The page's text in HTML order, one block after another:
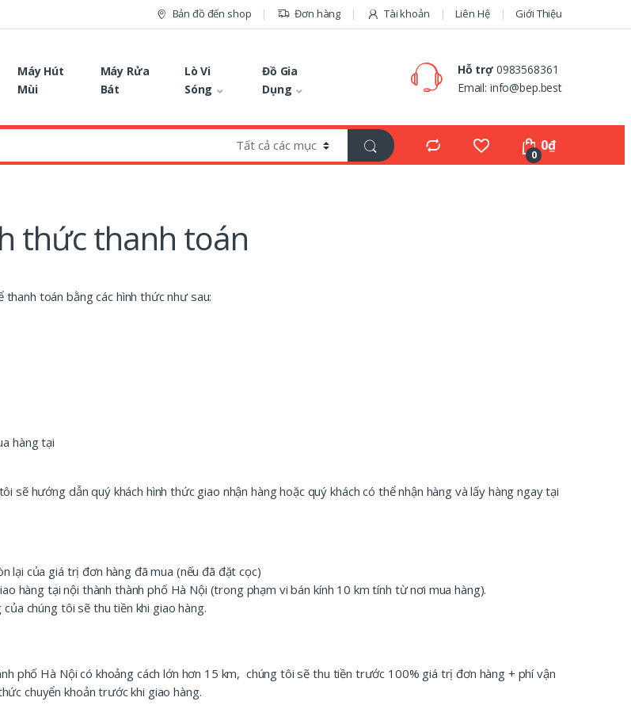
Bản đồ đến shop Đơn hàng Tài khoản Liên Hệ Giới Thiệu
Máy Hút
Mùi
Máy Rửa
Bát
Lò Vi
Sóng
Đồ Gia
Dụng
Hỗ trợ0983568361
Email: info@bep.best
0
0₫
thức thanh toán
toán bằng các hình thức như sau:
hàng tại
sẽ hướng dẫn quý khách hình thức giao nhận hàng hoặc quý khách có thể nhận hàng và lấy hàng ngay tại
lại của giá trị đơn hàng đã mua (nếu đã đặt cọc)
hàng tại nội thành thành phố Hà Nội (trong phạm vi bán kính 10 km tính từ nơi mua hàng).
chúng tôi sẽ thu tiền khi giao hàng.
phố Hà Nội có khoảng cách lớn hơn 15 km, chúng tôi sẽ thu tiền trước 100% giá trị đơn hàng + phí vận
chuyển khoản trước khi giao hàng.